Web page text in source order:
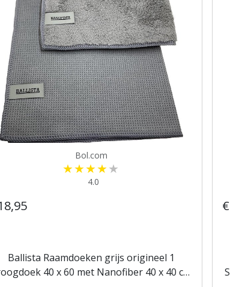
Bol.com
4.0
Ballista Raamdoeken grijs origineel 1
40 x 60 met Nanofiber 40 x 40 cm